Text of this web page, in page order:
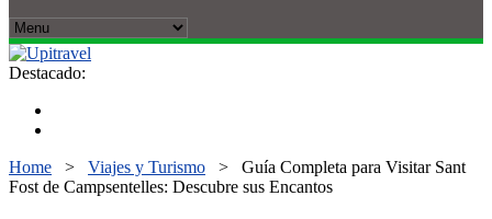
Destacado:
Home > Viajes y Turismo > Guía Completa para Visitar Sant
Fost de Campsentelles: Descubre sus Encantos